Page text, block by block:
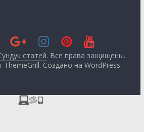
статей. Все права защищены.
ThemeGrill. Создано наWordPress.